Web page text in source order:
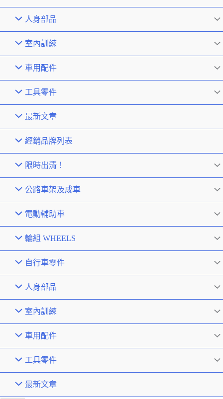
人身部品
室內訓練
車用配件
工具零件
最新文章
經銷品牌列表
限時出清！
公路車架及成車
電動輔助車
輪組 WHEELS
自行車零件
人身部品
室內訓練
車用配件
工具零件
最新文章